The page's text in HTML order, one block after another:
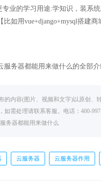
的学习用途:学知识，装系统
如用vue+django+mysql搭建商
务器都能用来做什么的全部介
的内容(图片、视频和文字)以原创
如需处理请联系客服。电话：400-
务器都能用来做什么
云服务器 云服务器作用